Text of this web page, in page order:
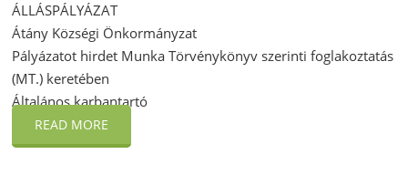
ÁLLÁSPÁLYÁZAT
Átány Községi Önkormányzat
Pályázatot hirdet Munka Törvénykönyv szerinti foglakoztatás
(MT.) keretében
Általános karbantartó
READ MORE